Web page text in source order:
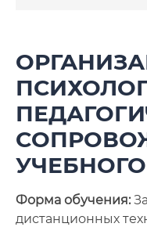
Записаться на
Курсы повышения
Курсы для
Заявка на
Форма обучения:
дистанционных